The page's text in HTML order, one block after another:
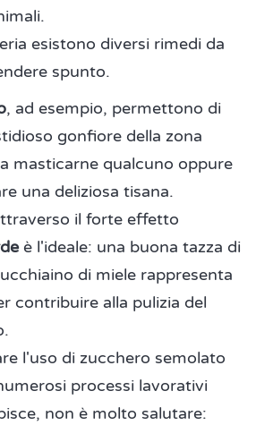
esistono diversi rimedi da
spunto.
, ad esempio, permettono di
gonfiore della zona
masticarne qualcuno oppure
una deliziosa tisana.
il forte effetto
è l'ideale: una buona tazza di
di miele rappresenta
contribuire alla pulizia del
l'uso di zucchero semolato
processi lavorativi
non è molto salutare: